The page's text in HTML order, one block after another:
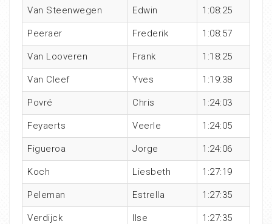
Van Steenwegen Edwin 1:08:25
Peeraer Frederik 1:08:57
Van Looveren Frank 1:18:25
Van Cleef Yves 1:19:38
Povré Chris 1:24:03
Feyaerts Veerle 1:24:05
Figueroa Jorge 1:24:06
Koch Liesbeth 1:27:19
Peleman Estrella 1:27:35
Verdijck Ilse 1:27:35